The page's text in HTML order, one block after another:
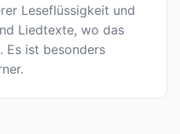
Leseflüssigkeit und
Liedtexte, wo das
Es ist besonders